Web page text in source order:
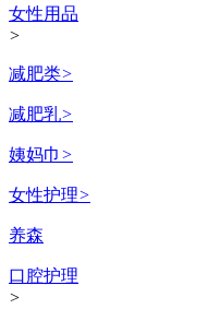
女性用品
>
减肥类>
减肥乳>
姨妈巾 >
女性护理>
养森
口腔护理
>